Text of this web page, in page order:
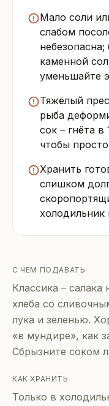
Мало соли
слабом
каменной
уменьшайте
Тяжёлый
рыба
сок – гнёта
чтобы
Хранить
слишком
холодильник
С ЧЕМ ПОДАВАТЬ
Классика –
хлеба со
лука и зеленью.
«в мундире», как
Сбрызните соком
КАК ХРАНИТЬ
Только в